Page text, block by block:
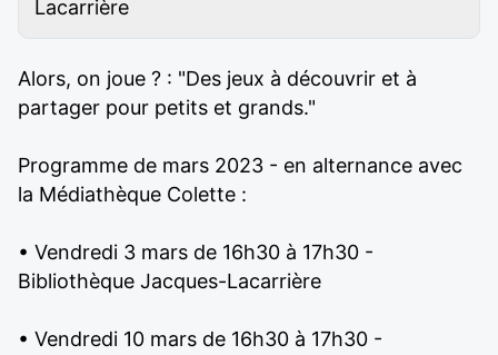
Lacarrière
Alors, on joue ? : "Des jeux à découvrir et à
partager pour petits et grands."
Programme de mars 2023 - en alternance avec
la Médiathèque Colette :
• Vendredi 3 mars de 16h30 à 17h30 -
Bibliothèque Jacques-Lacarrière
• Vendredi 10 mars de 16h30 à 17h30 -